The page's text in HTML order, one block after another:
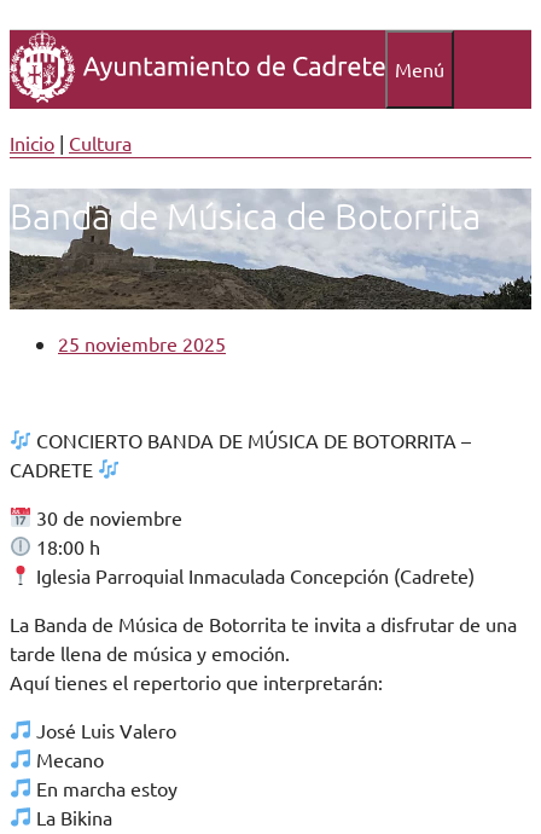
Menú
Inicio | Cultura
Banda de Música de Botorrita
25 noviembre 2025
CONCIERTO BANDA DE MÚSICA DE BOTORRITA –
CADRETE
30 de noviembre
18:00 h
Iglesia Parroquial Inmaculada Concepción (Cadrete)
La Banda de Música de Botorrita te invita a disfrutar de una
tarde llena de música y emoción.
Aquí tienes el repertorio que interpretarán:
José Luis Valero
Mecano
En marcha estoy
La Bikina